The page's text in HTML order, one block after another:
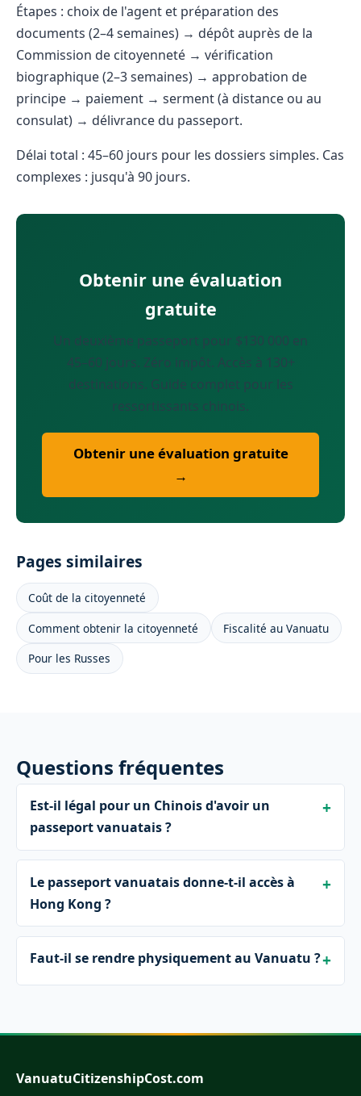
Étapes : choix de l'agent et préparation des
documents (2–4 semaines) → dépôt auprès de la
Commission de citoyenneté → vérification
biographique (2–3 semaines) → approbation de
principe → paiement → serment (à distance ou au
consulat) → délivrance du passeport.
Délai total : 45–60 jours pour les dossiers simples. Cas
complexes : jusqu'à 90 jours.
Obtenir une évaluation
gratuite
Un deuxième passeport pour $130 000 en
45–60 jours. Zéro impôt. Accès à 130+
destinations. Guide complet pour les
ressortissants chinois.
Obtenir une évaluation gratuite
→
Pages similaires
Coût de la citoyenneté
Comment obtenir la citoyenneté
Fiscalité au Vanuatu
Pour les Russes
Questions fréquentes
Est-il légal pour un Chinois d'avoir un
passeport vanuatais ?
Le passeport vanuatais donne-t-il accès à
Hong Kong ?
Faut-il se rendre physiquement au Vanuatu ?
VanuatuCitizenshipCost.com